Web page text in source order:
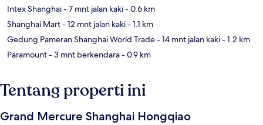
Intex Shanghai- 7 mnt jalan kaki- 0.6 km
Shanghai Mart- 12 mnt jalan kaki- 1.1 km
Gedung Pameran Shanghai World Trade- 14 mnt jalan kaki- 1.2 km
Paramount- 3 mnt berkendara- 0.9 km
Tentang properti ini
Grand Mercure Shanghai Hongqiao